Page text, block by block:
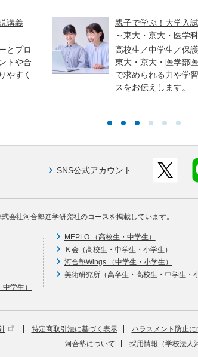
講義
とプロ
トや合
やすく
親子で学ぶ！大学入
～東大・京大・医学
高校生／中学生／保
東大・京大・医学部
で求められる力や学
スをお伝えします。
SNS公式アカウント
会社河合塾進学研究社のコースを掲載しています。
学生）
MEPLO （高校生・中学生）
Ｋ会（高校生・中学生・小学生）
河合塾Wings （中学生・小学生）
美術研究所（高卒生・高校生・中学生・
特定商取引法に基づく表示 ハラスメント防止に
河合塾について
採用情報（学校法人